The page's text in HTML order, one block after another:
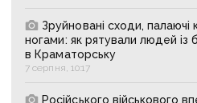
Зруйновані сходи, палаючі
ногами: як рятували людей із
в Краматорську
7 серпня, 10:17
Російського військового